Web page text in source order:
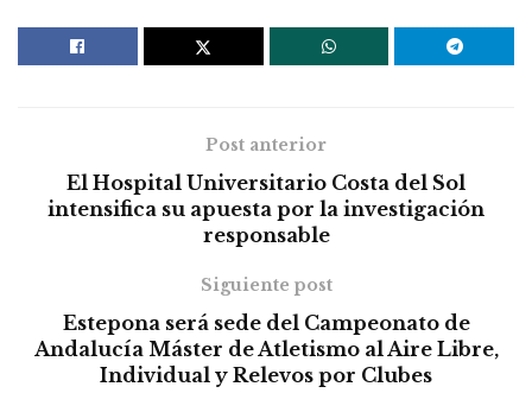
Post anterior
El Hospital Universitario Costa del Sol
intensifica su apuesta por la investigación
responsable
Siguiente post
Estepona será sede del Campeonato de
Andalucía Máster de Atletismo al Aire Libre,
Individual y Relevos por Clubes